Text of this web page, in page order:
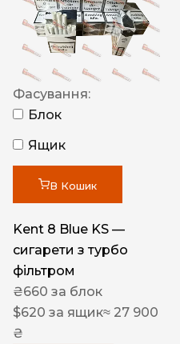
Фасування:
Блок
Ящик
В Кошик
Kent 8 Blue KS —
сигарети з турбо
фільтром
₴660 за блок
$620 за ящик≈ 27 900
₴